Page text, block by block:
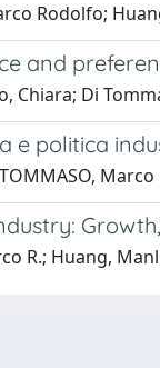
Rodolfo;
and
Chiara; Di
e politica
R.; Huang,